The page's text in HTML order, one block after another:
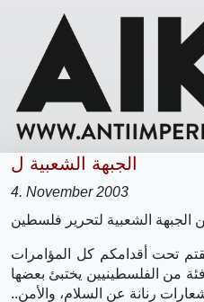
الجبهة الشعبية ل
4. November 2003
الجبهة الشعبية لتحرير فلسطين
تحت أقدامكم كل المؤامرات
فئة من الفلسطينيين يختبئ بعضها
رنانة عن السلام، والأمن..